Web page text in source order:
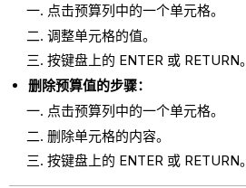
点击预算列中的一个单元格。
调整单元格的值。
按键盘上的 ENTER 或 RETURN。
删除预算值的步骤：
点击预算列中的一个单元格。
删除单元格的内容。
按键盘上的 ENTER 或 RETURN。